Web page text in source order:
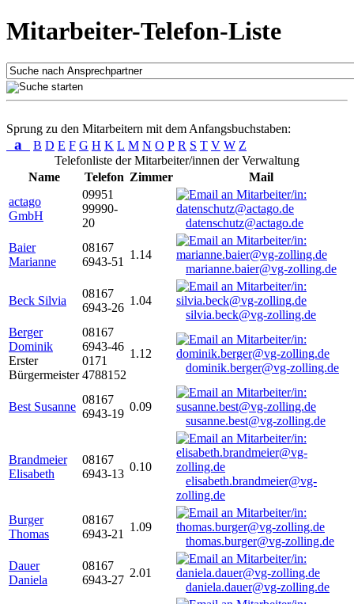
Mitarbeiter-Telefon-Liste
Sprung zu den Mitarbeitern mit dem Anfangsbuchstaben:
a B D E F G H K L M N O P R S T V W Z
Telefonliste der Mitarbeiter/innen der Verwaltung
Name
Telefon Zimmer
Mail
actago
GmbH
09951
99990-
20
datenschutz@actago.de
Baier
Marianne
08167
6943-51
1.14
marianne.baier@vg-zolling.de
Beck Silvia
08167
6943-26
1.04
silvia.beck@vg-zolling.de
Berger
Dominik
Erster
Bürgermeister
08167
6943-46
0171
4788152
1.12
dominik.berger@vg-zolling.de
Best Susanne
08167
6943-19
0.09
susanne.best@vg-zolling.de
Brandmeier
Elisabeth
08167
6943-13
0.10
elisabeth.brandmeier@vg-
zolling.de
Burger
Thomas
08167
6943-21
1.09
thomas.burger@vg-zolling.de
Dauer
Daniela
08167
6943-27
2.01
daniela.dauer@vg-zolling.de